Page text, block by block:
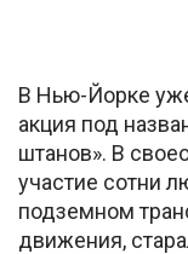
В Нью-Йорке
акция под
штанов». В
участие сотни
подземном
движения,